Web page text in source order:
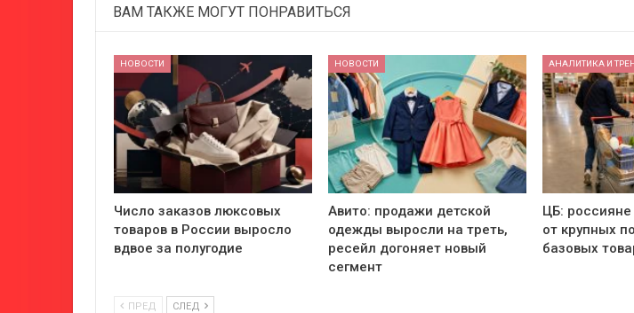
ВАМ ТАКЖЕ МОГУТ ПОНРАВИТЬСЯ
НОВОСТИ
Число заказов люксовых
товаров в России выросло
вдвое за полугодие
НОВОСТИ
Авито: продажи детской
одежды выросли на треть,
ресейл догоняет новый
сегмент
АНАЛИТИКА И
ЦБ:
от крупных
базовых
ПРЕД СЛЕД